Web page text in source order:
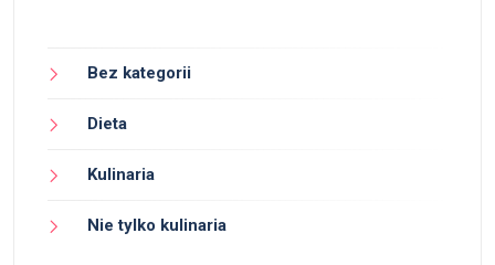
Bez kategorii
Dieta
Kulinaria
Nie tylko kulinaria